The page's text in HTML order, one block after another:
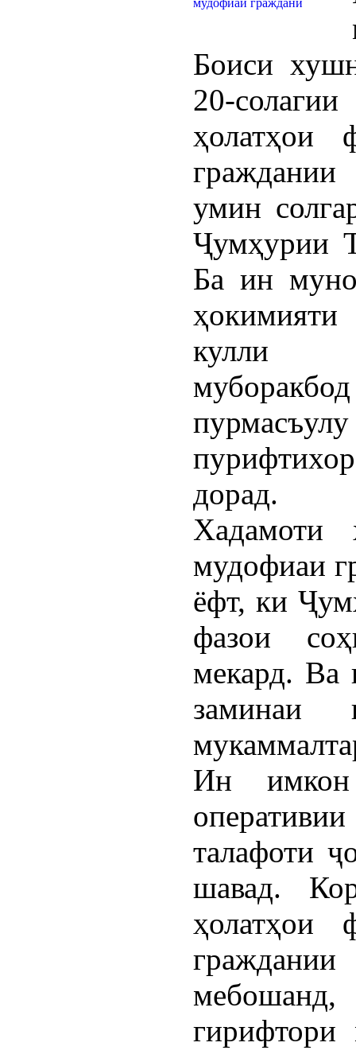
Боиси
20-
ҳолатҳои
умин
Ҷумҳурии
Ба ин
кулли
дорад.
Хадамоти
мудофиаи
ёфт, ки
фазои
мекард. Ва
заминаи
Ин имкон
талафоти
шавад.
ҳолатҳои
гирифтори